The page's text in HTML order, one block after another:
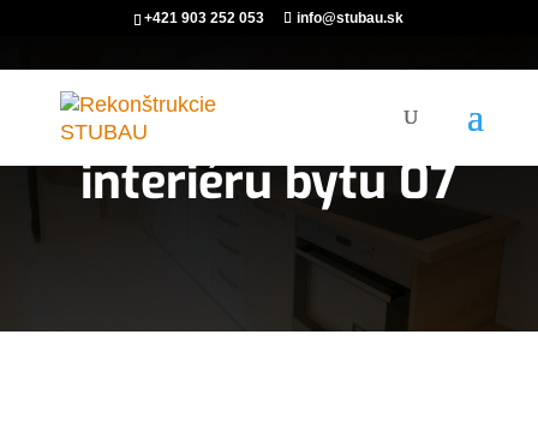
+421 903 252 053 info@stubau.sk
Rekonštrukcia
interiéru bytu 07